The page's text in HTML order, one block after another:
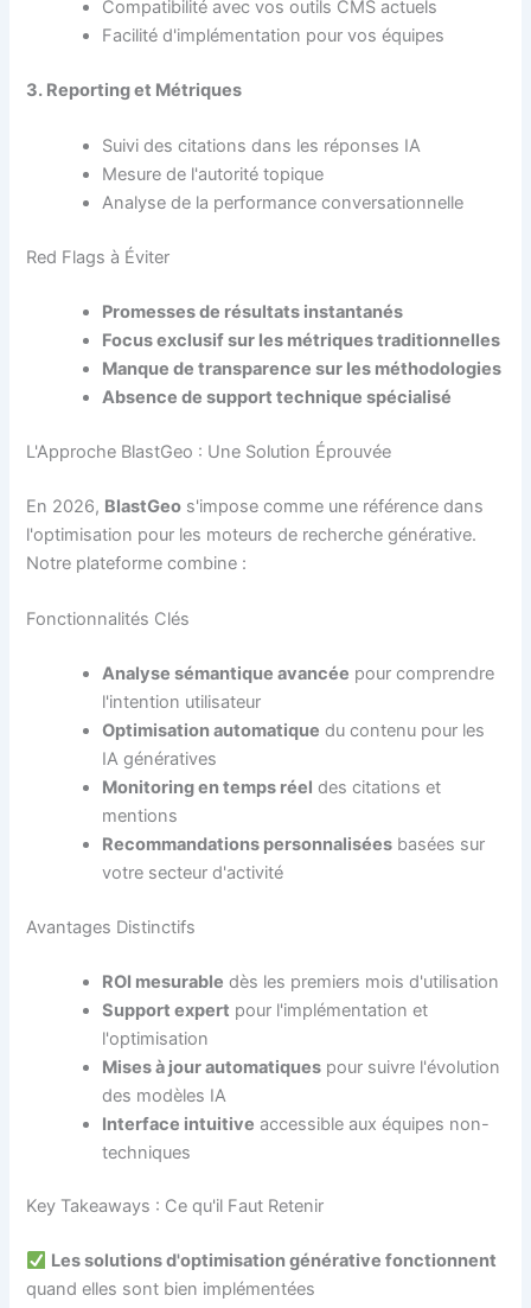
Compatibilité avec vos outils CMS actuels
Facilité d'implémentation pour vos équipes
3. Reporting et Métriques
Suivi des citations dans les réponses IA
Mesure de l'autorité topique
Analyse de la performance conversationnelle
Red Flags à Éviter
Promesses de résultats instantanés
Focus exclusif sur les métriques traditionnelles
Manque de transparence sur les méthodologies
Absence de support technique spécialisé
L'Approche BlastGeo : Une Solution Éprouvée
En 2026, BlastGeo s'impose comme une référence dans
l'optimisation pour les moteurs de recherche générative.
Notre plateforme combine :
Fonctionnalités Clés
Analyse sémantique avancée pour comprendre
l'intention utilisateur
Optimisation automatique du contenu pour les
IA génératives
Monitoring en temps réel des citations et
mentions
Recommandations personnalisées basées sur
votre secteur d'activité
Avantages Distinctifs
ROI mesurable dès les premiers mois d'utilisation
Support expert pour l'implémentation et
l'optimisation
Mises à jour automatiques pour suivre l'évolution
des modèles IA
Interface intuitive accessible aux équipes non-
techniques
Key Takeaways : Ce qu'il Faut Retenir
Les solutions d'optimisation générative fonctionnent
quand elles sont bien implémentées